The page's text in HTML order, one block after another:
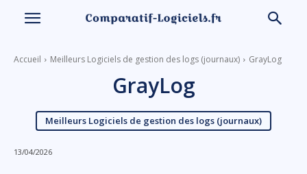
Accueil Meilleurs Logiciels de gestion des logs (journaux) GrayLog
GrayLog
Meilleurs Logiciels de gestion des logs (journaux)
13/04/2026